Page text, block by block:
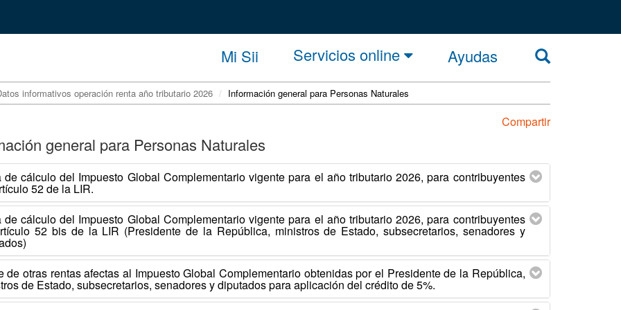
Mi Sii Servicios online Ayudas
informativos operación renta año tributario 2026 Información general para Personas Naturales
Compartir
general para Personas Naturales
de cálculo del Impuesto Global Complementario vigente para el año tributario 2026, para contribuyentes
52 de la LIR.
de cálculo del Impuesto Global Complementario vigente para el año tributario 2026, para contribuyentes
52 bis de la LIR (Presidente de la República, ministros de Estado, subsecretarios, senadores y
de otras rentas afectas al Impuesto Global Complementario obtenidas por el Presidente de la República,
de Estado, subsecretarios, senadores y diputados para aplicación del crédito de 5%.